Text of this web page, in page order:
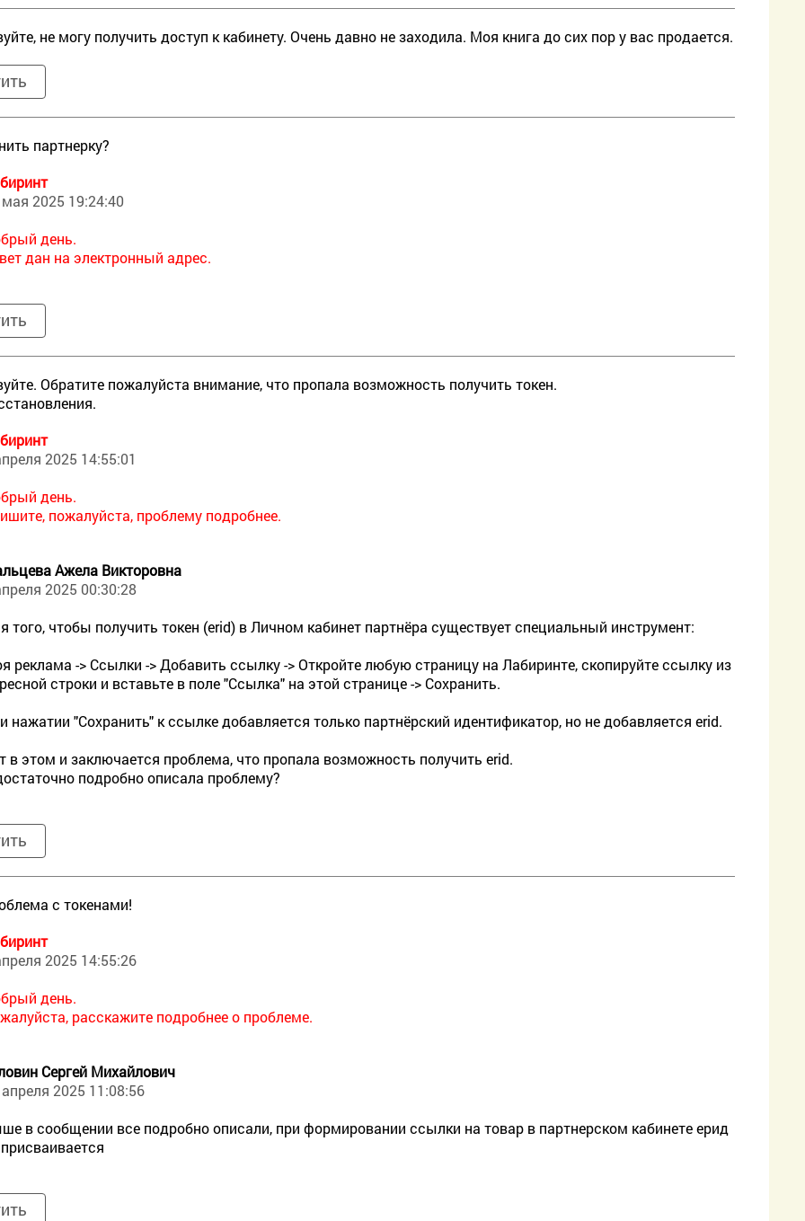
не могу получить доступ к кабинету. Очень давно не заходила. Моя книга до сих пор у вас продается.
партнерку?
2025 19:24:40
день.
дан на электронный адрес.
Обратите пожалуйста внимание, что пропала возможность получить токен.
2025 14:55:01
день.
пожалуйста, проблему подробнее.
Ажела Викторовна
2025 00:30:28
того, чтобы получить токен (erid) в Личном кабинет партнёра существует специальный инструмент:
реклама -> Ссылки -> Добавить ссылку -> Откройте любую страницу на Лабиринте, скопируйте ссылку из
строки и вставьте в поле "Ссылка" на этой странице -> Сохранить.
нажатии "Сохранить" к ссылке добавляется только партнёрский идентификатор, но не добавляется erid.
в этом и заключается проблема, что пропала возможность получить erid.
подробно описала проблему?
с токенами!
2025 14:55:26
день.
расскажите подробнее о проблеме.
Сергей Михайлович
2025 11:08:56
в сообщении все подробно описали, при формировании ссылки на товар в партнерском кабинете ерид